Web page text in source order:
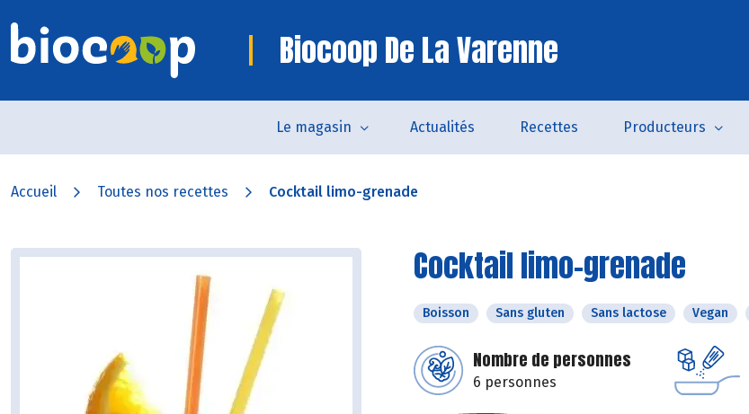
Biocoop De La Varenne
Le magasin Actualités Recettes Producteurs
Accueil Toutes nos recettes Cocktail limo-grenade
Cocktail limo-grenade
Boisson Sans gluten Sans lactose Vegan
Nombre de personnes
6 personnes